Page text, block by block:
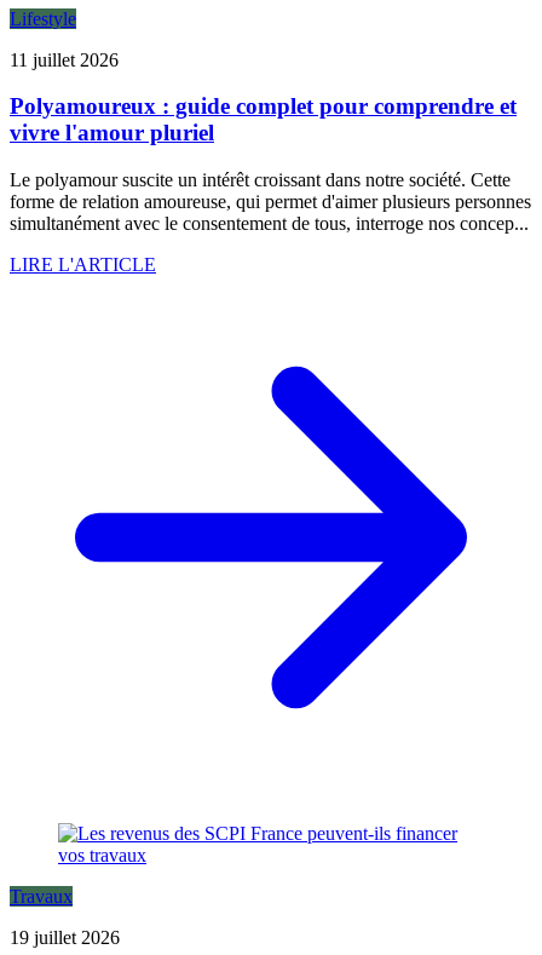
Lifestyle
11 juillet 2026
Polyamoureux : guide complet pour comprendre et
vivre l'amour pluriel
Le polyamour suscite un intérêt croissant dans notre société. Cette
forme de relation amoureuse, qui permet d'aimer plusieurs personnes
simultanément avec le consentement de tous, interroge nos concep...
LIRE L'ARTICLE
Travaux
19 juillet 2026